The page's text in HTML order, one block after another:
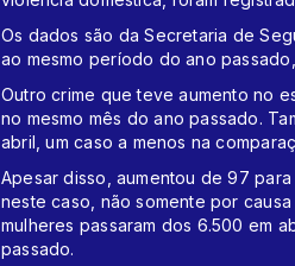
Os dados são da Secretaria de
ao mesmo período do ano
Outro crime que teve aumento no
no mesmo mês do ano passado.
abril, um caso a menos na
Apesar disso, aumentou de 97
neste caso, não somente por
mulheres passaram dos 6.500 em
passado.